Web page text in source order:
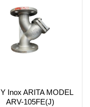
Inox ARITA MODEL
ARV-105FE(J)